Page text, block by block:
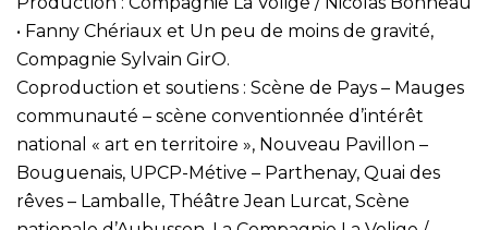
• Fanny Chériaux et Un peu de moins de gravité,
Compagnie Sylvain GirO.
Coproduction et soutiens : Scène de Pays – Mauges
communauté – scène conventionnée d’intérêt
national « art en territoire », Nouveau Pavillon –
Bouguenais, UPCP-Métive – Parthenay, Quai des
rêves – Lamballe, Théâtre Jean Lurcat, Scène